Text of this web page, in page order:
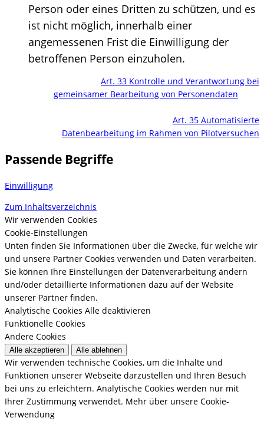
Person oder eines Dritten zu schützen, und es
ist nicht möglich, innerhalb einer
angemessenen Frist die Einwilligung der
betroffenen Person einzuholen.
Art. 33 Kontrolle und Verantwortung bei
gemeinsamer Bearbeitung von Personendaten
Art. 35 Automatisierte
Datenbearbeitung im Rahmen von Pilotversuchen
Passende Begriffe
Einwilligung
Zum Inhaltsverzeichnis
Wir verwenden Cookies
Cookie-Einstellungen
Unten finden Sie Informationen über die Zwecke, für welche wir
und unsere Partner Cookies verwenden und Daten verarbeiten.
Sie können Ihre Einstellungen der Datenverarbeitung ändern
und/oder detaillierte Informationen dazu auf der Website
unserer Partner finden.
Analytische Cookies Alle deaktivieren
Funktionelle Cookies
Andere Cookies
Alle akzeptieren Alle ablehnen
Wir verwenden technische Cookies, um die Inhalte und
Funktionen unserer Webseite darzustellen und Ihren Besuch
bei uns zu erleichtern. Analytische Cookies werden nur mit
Ihrer Zustimmung verwendet. Mehr über unsere Cookie-
Verwendung